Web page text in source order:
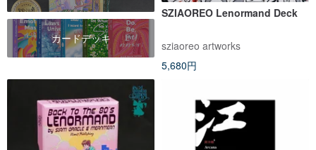
カードデッキ
SZIAOREO Lenormand Deck
sziaoreo artworks
5,680円